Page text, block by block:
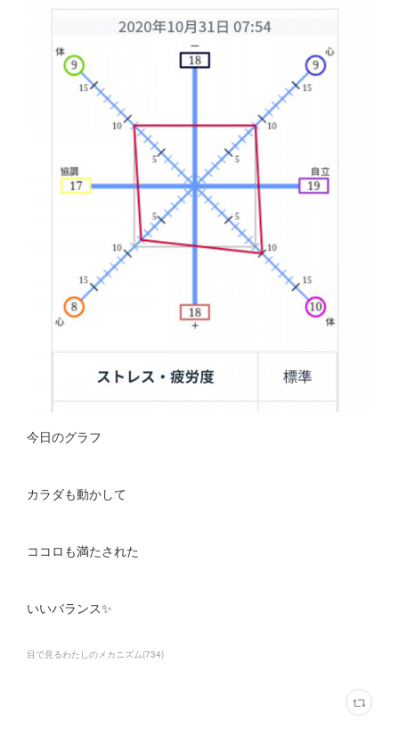
今日のグラフ
カラダも動かして
ココロも満たされた
いいバランス✨
目で見るわたしのメカニズム(734)